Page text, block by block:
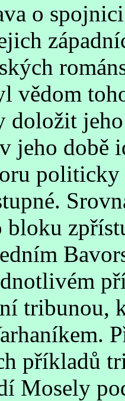
o
vědom
doložit
jeho době
bloku
tribunou,
příkladů
Mosely